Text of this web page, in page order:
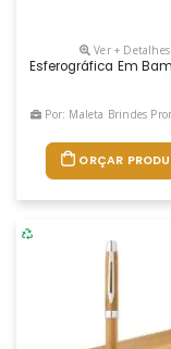
Ver + Detalhes
Esferográfica Em
Por: Maleta Brindes
ORÇAR